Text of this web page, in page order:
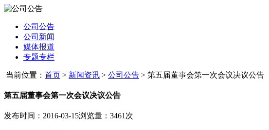
公司公告
公司新闻
媒体报道
专题专栏
当前位置： 首页 > 新闻资讯 > 公司公告 > 第五届董事会第一次会议决议公告
第五届董事会第一次会议决议公告
发布时间：2016-03-15浏览量：3461次